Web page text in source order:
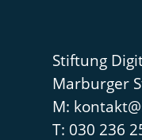
Stiftung
Marburger
030 236